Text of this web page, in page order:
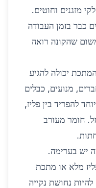
מזגנים וחוטים.
כבר בזמן העבודה
שהקונה רואה
יכולה להגיע
מנועים, כבלים
להפריד בין פליז,
חומר מעורב
יש בערימה.
מלא או מתכת
נחושת נקייה